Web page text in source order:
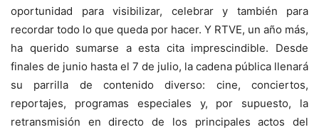
oportunidad para visibilizar, celebrar y también para
recordar todo lo que queda por hacer. Y RTVE, un año más,
ha querido sumarse a esta cita imprescindible. Desde
finales de junio hasta el 7 de julio, la cadena pública llenará
su parrilla de contenido diverso: cine, conciertos,
reportajes, programas especiales y, por supuesto, la
retransmisión en directo de los principales actos del